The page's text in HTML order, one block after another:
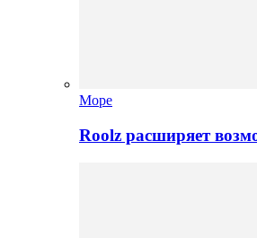
Море
Roolz расширяет